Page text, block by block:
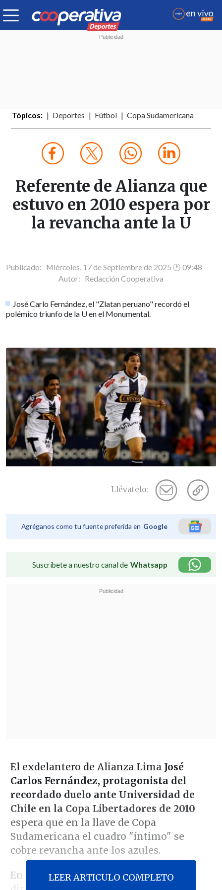
Tópicos: Deportes Fútbol Copa Sudamericana
Referente de Alianza que
estuvo en 2010 espera por
la revancha ante la U
Publicado: Miércoles, 17 de Septiembre de 2025 🕐 09:48
Autor: Redacción Cooperativa
José Carlo Fernández, el "Zlatan peruano" recordó el
polémico triunfo de la U en el Monumental.
Llévatelo:
Agréganos como tu fuente preferida en Google
Suscríbete a nuestro canal de Whatsapp
El exdelantero de Alianza Lima José
Carlos Fernández, protagonista del
recordado duelo ante Universidad de
Chile en la Copa Libertadores de 2010
espera que en la llave de Copa
Sudamericana el cuadro "íntimo" se
cobre revancha ante los azules.
En dicha oportunidad el elenco que
LEER ARTICULO COMPLETO